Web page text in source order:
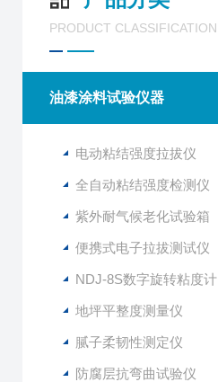
PRODUCT CLASSIFICATION
油漆涂料试验仪器
电动粘结强度拉拔仪
全自动粘结强度检测仪
紫外耐气候老化试验箱
便携式电子拉拔测试仪
NDJ-8S数字旋转粘度计
地坪平整度测量仪
腻子柔韧性测定仪
防腐层抗弯曲试验仪